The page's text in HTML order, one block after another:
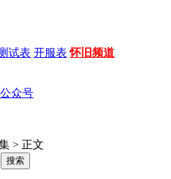
试表 开服表 怀旧频道
公众号
> 正文